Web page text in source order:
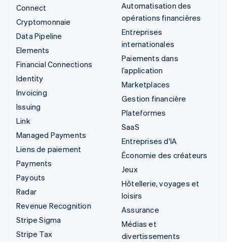
Connect
Cryptomonnaie
Data Pipeline
Elements
Financial Connections
Identity
Invoicing
Issuing
Link
Managed Payments
Liens de paiement
Payments
Payouts
Radar
Revenue Recognition
Stripe Sigma
Stripe Tax
Automatisation des
opérations financières
Entreprises
internationales
Paiements dans
l’application
Marketplaces
Gestion financière
Plateformes
SaaS
Entreprises d'IA
Économie des créateurs
Jeux
Hôtellerie, voyages et
loisirs
Assurance
Médias et
divertissements